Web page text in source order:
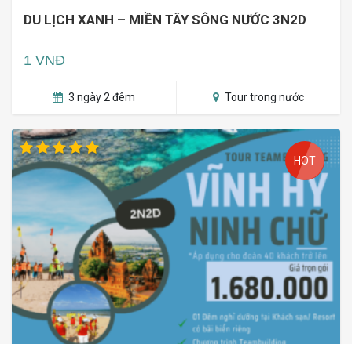
DU LỊCH XANH – MIỀN TÂY SÔNG NƯỚC 3N2D
1 VNĐ
3 ngày 2 đêm Tour trong nước
HOT